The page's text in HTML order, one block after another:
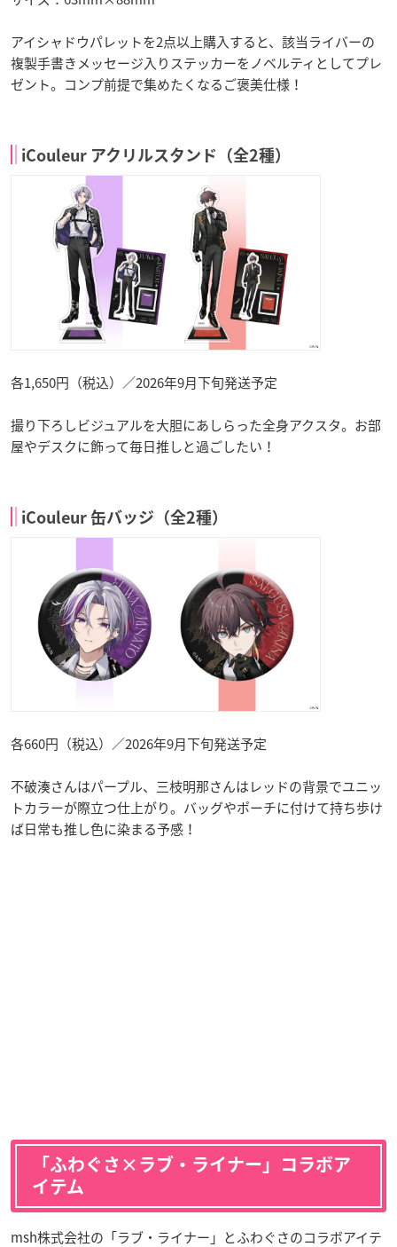
アイシャドウパレットを2点以上購入すると、該当ライバーの
複製手書きメッセージ入りステッカーをノベルティとしてプレ
ゼント。コンプ前提で集めたくなるご褒美仕様！
iCouleur アクリルスタンド（全2種）
各1,650円（税込）／2026年9月下旬発送予定
撮り下ろしビジュアルを大胆にあしらった全身アクスタ。お部
屋やデスクに飾って毎日推しと過ごしたい！
iCouleur 缶バッジ（全2種）
各660円（税込）／2026年9月下旬発送予定
不破湊さんはパープル、三枝明那さんはレッドの背景でユニッ
トカラーが際立つ仕上がり。バッグやポーチに付けて持ち歩け
ば日常も推し色に染まる予感！
「ふわぐさ×ラブ・ライナー」コラボア
イテム
msh株式会社の「ラブ・ライナー」とふわぐさのコラボアイテ